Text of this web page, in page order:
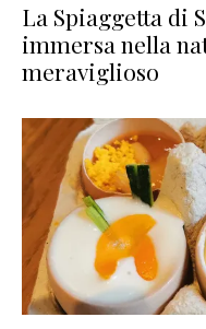
La Spiaggetta di
immersa nella
meraviglioso